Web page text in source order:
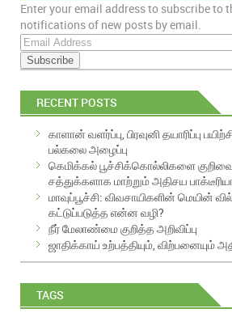
EMAIL
Enter your email address to subscribe to
notifications of new posts by email.
E
m
a
i
A
RECENT POSTS
காளான் வளர்ப்பு, பிரவுனி தயாரிப்பு
பல்கலை அழைப்பு
கெமிக்கல் பூச்சிக்கொல்லிகளை
சத்துக்களாக மாற்றும் அதிசய பாக்டீரியா
மாவுப்பூச்சி: விவசாயிகளின் மெயின்
கட்டுப்படுத்த என்ன வழி?
நீர் மேலாண்மை குறித்த அறிவிப்பு
ஜாதிக்காய் உற்பத்தியும், விற்பனையும்
TAGS